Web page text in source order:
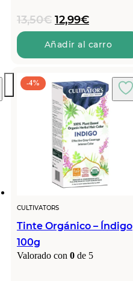
13,50€ El
precio
original
era:
12,99€El
precio
actual
es:
Añadir al carro
-4%
CULTIVATORS
Tinte Orgánico – Índigo
100g
Valorado con 0 de 5